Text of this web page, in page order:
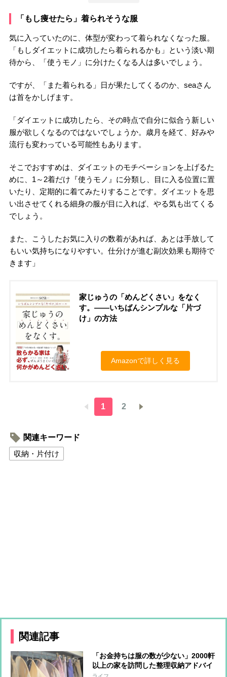
「もし痩せたら」着られそうな服
気に入っていたのに、体型が変わって着られなくなった服。
「もしダイエットに成功したら着られるかも」という淡い期
待から、「使うモノ」に分けたくなる人は多いでしょう。
ですが、「また着られる」日が果たしてくるのか、seaさん
は首をかしげます。
「ダイエットに成功したら、その時点で自分に似合う新しい
服が欲しくなるのではないでしょうか。歳月を経て、好みや
流行も変わっている可能性もあります。
そこでおすすめは、ダイエットのモチベーションを上げるた
めに、1～2着だけ『使うモノ』に分類し、目に入る位置に置
いたり、定期的に着てみたりすることです。ダイエットを思
い出させてくれる細身の服が目に入れば、やる気も出てくる
でしょう。
また、こうしたお気に入りの数着があれば、あとは手放して
もいい気持ちになりやすい。仕分けが進む副次効果も期待で
きます」
家じゅうの「めんどくさい」をなく
す。――いちばんシンプルな「片づ
け」の方法
Amazonで詳しく見る
1 2
関連キーワード
収納・片付け
関連記事
「お金持ちは服の数が少ない」2000軒
以上の家を訪問した整理収納アドバイ
ザーがそう語る理由
ライフ